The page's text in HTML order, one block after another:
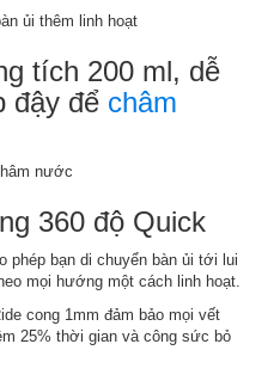
tích 200 ml, dễ
đậy để châm
360 độ Quick
phép bạn di chuyển bàn ủi tới lui
mọi hướng một cách linh hoạt.
cong 1mm đảm bảo mọi vết
25% thời gian và công sức bỏ